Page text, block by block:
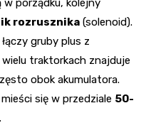
w porządku, kolejny
rozrusznika (solenoid).
gruby plus z
traktorkach znajduje
obok akumulatora.
się w przedziale 50-